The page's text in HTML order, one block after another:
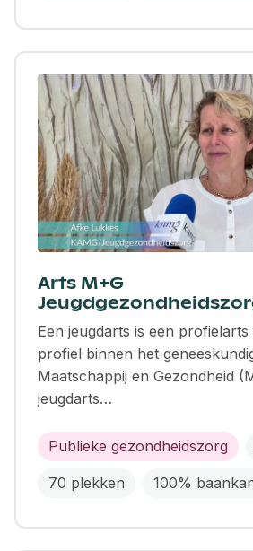
Arts M+G
Een jeugdarts is een
profiel binnen het
Maatschappij en Gezondheid
jeugdarts…
Publieke gezondheidszorg
70 plekken 100%